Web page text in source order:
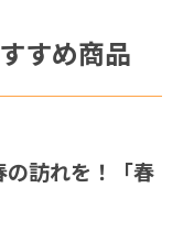
すめ商品
の訪れを！「春